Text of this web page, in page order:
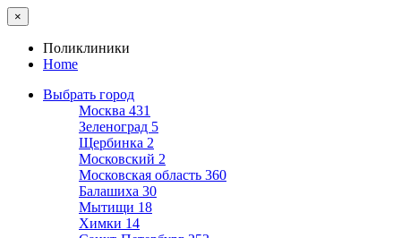
×
Поликлиники
Home
Выбрать город
Москва 431
Зеленоград 5
Щербинка 2
Московский 2
Московская область 360
Балашиха 30
Мытищи 18
Химки 14